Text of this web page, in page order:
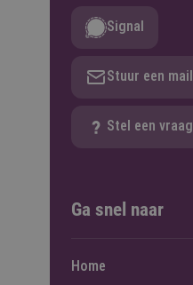
Signal
Stuur een mail
Stel een vraag
Ga snel naar
Home